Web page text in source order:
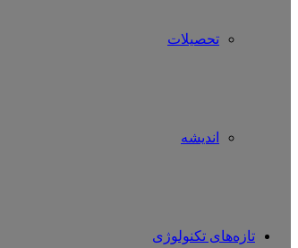
تحصیلات
اندیشه
تازه‌های تکنولوژی